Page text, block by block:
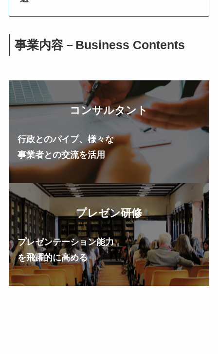
事業内容－Business Contents
コンサルタント
行政とのパイプ、様々な
事業者との交流を活用
プレゼン研修
プレゼンテーション能力
を飛躍的に高める